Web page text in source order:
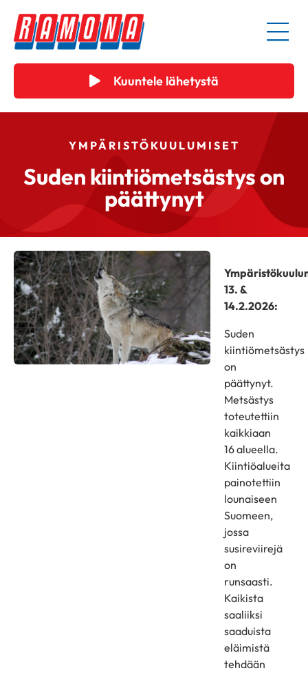
Kuuntele lähetystä
YMPÄRISTÖKUULUMISET
Suden kiintiömetsästys on
päättynyt
13. &
14.2.2026:
Suden
kiintiömetsästys
on
päättynyt.
Metsästys
toteutettiin
kaikkiaan
16 alueella.
Kiintiöalueita
painotettiin
lounaiseen
Suomeen,
jossa
susireviirejä
on
runsaasti.
Kaikista
saaliiksi
saaduista
eläimistä
tehdään